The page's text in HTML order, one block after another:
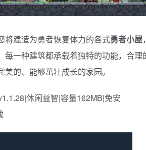
将建造为勇者恢复体力的各式勇者小屋
每一种建筑都承载着独特的功能，合理
的、能够茁壮成长的家园。